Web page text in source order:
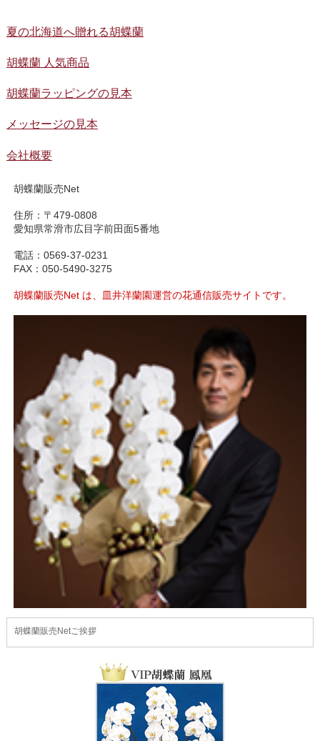
夏の北海道へ贈れる胡蝶蘭
胡蝶蘭 人気商品
胡蝶蘭ラッピングの見本
メッセージの見本
会社概要
胡蝶蘭販売Net
住所：〒479-0808
愛知県常滑市広目字前田面5番地
電話：0569-37-0231
FAX：050-5490-3275
胡蝶蘭販売Net は、皿井洋蘭園運営の花通信販売サイトです。
胡蝶蘭販売Netご挨拶